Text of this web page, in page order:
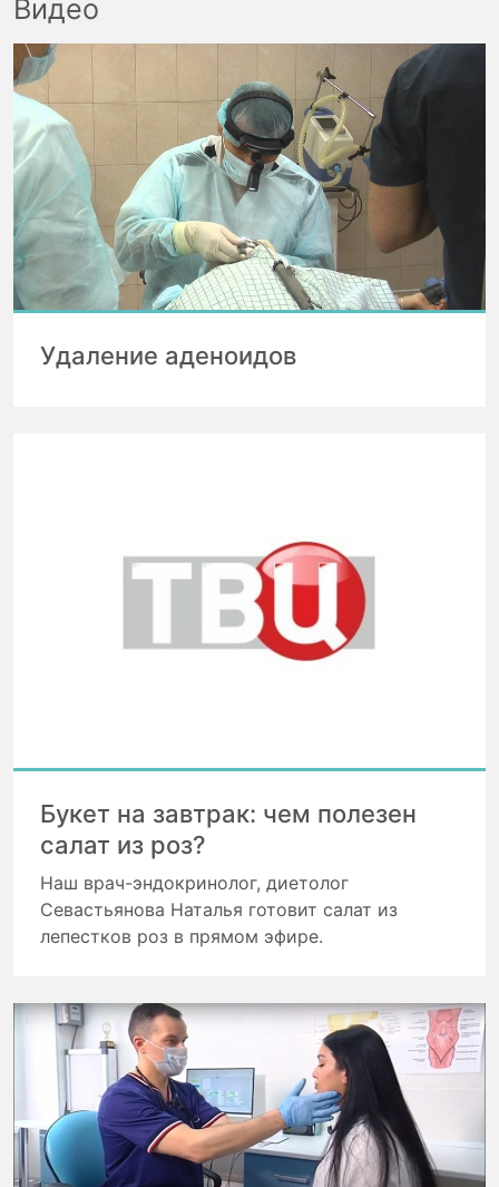
Видео
Удаление аденоидов
Букет на завтрак: чем полезен
салат из роз?
Наш врач-эндокринолог, диетолог
Севастьянова Наталья готовит салат из
лепестков роз в прямом эфире.